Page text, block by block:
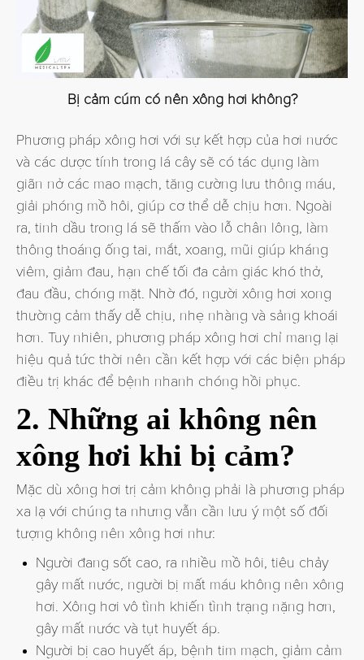
Bị cảm cúm có nên xông hơi không?
Phương pháp xông hơi với sự kết hợp của hơi nước
và các dược tính trong lá cây sẽ có tác dụng làm
giãn nở các mao mạch, tăng cường lưu thông máu,
giải phóng mồ hôi, giúp cơ thể dễ chịu hơn. Ngoài
ra, tinh dầu trong lá sẽ thấm vào lỗ chân lông, làm
thông thoáng ống tai, mắt, xoang, mũi giúp kháng
viêm, giảm đau, hạn chế tối đa cảm giác khó thở,
đau đầu, chóng mặt. Nhờ đó, người xông hơi xong
thường cảm thấy dễ chịu, nhẹ nhàng và sảng khoái
hơn. Tuy nhiên, phương pháp xông hơi chỉ mang lại
hiệu quả tức thời nên cần kết hợp với các biện pháp
điều trị khác để bệnh nhanh chóng hồi phục.
2. Những ai không nên
xông hơi khi bị cảm?
Mặc dù xông hơi trị cảm không phải là phương pháp
xa lạ với chúng ta nhưng vẫn cần lưu ý một số đối
tượng không nên xông hơi như:
Người đang sốt cao, ra nhiều mồ hôi, tiêu chảy
gây mất nước, người bị mất máu không nên xông
hơi. Xông hơi vô tình khiến tình trạng nặng hơn,
gây mất nước và tụt huyết áp.
Người bị cao huyết áp, bệnh tim mạch, giảm cảm